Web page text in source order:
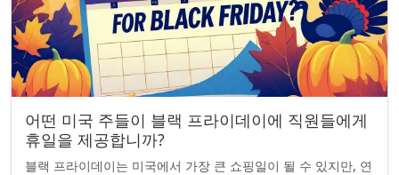
어떤 미국 주들이 블랙 프라이데이에 직원들에게
휴일을 제공합니까?
블랙 프라이데이는 미국에서 가장 큰 쇼핑일이 될 수 있지만, 연